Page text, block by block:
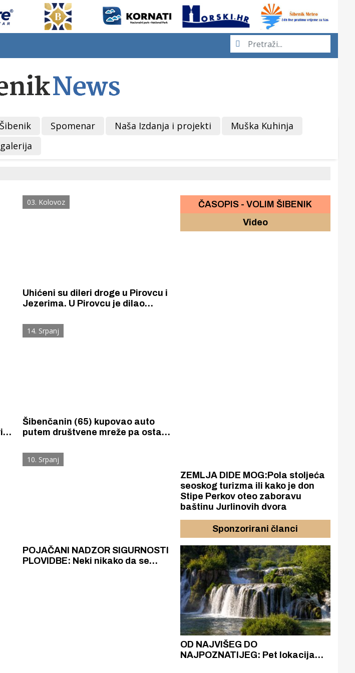
Spomenar Naša Izdanja i projekti
Muška Kuhinja
03. Kolovoz
Uhićeni su dileri droge u Pirovcu i
Jezerima. U Pirovcu je dilao
Makedonac (40).
14. Srpanj
Šibenčanin (65) kupovao auto
putem društvene mreže pa ostao
10. Srpanj
POJAČANI NADZOR SIGURNOSTI
PLOVIDBE: Neki nikako da se
ČASOPIS - VOLIM ŠIBENIK
Video
ZEMLJA DIDE MOG:Pola stoljeća
seoskog turizma ili kako je don
Stipe Perkov oteo zaboravu
baštinu Jurlinovih dvora
Sponzorirani članci
OD NAJVIŠEG DO
NAJPOZNATIJEG: Pet lokacija